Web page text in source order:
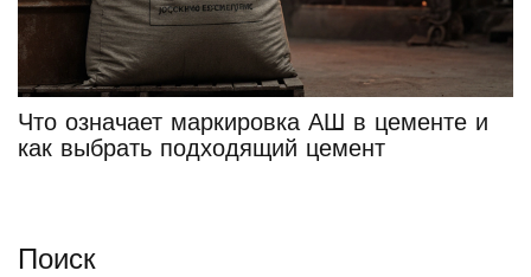
Что означает маркировка АШ в цементе и
как выбрать подходящий цемент
Поиск